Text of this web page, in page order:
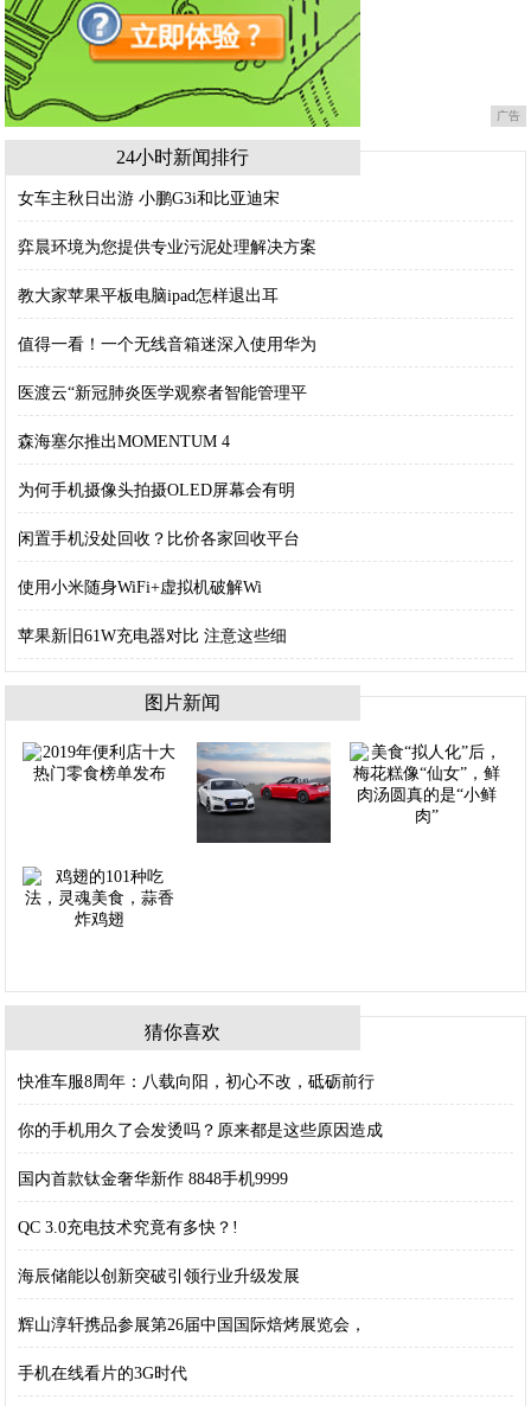
广告
24小时新闻排行
女车主秋日出游 小鹏G3i和比亚迪宋
弈晨环境为您提供专业污泥处理解决方案
教大家苹果平板电脑ipad怎样退出耳
值得一看！一个无线音箱迷深入使用华为
医渡云“新冠肺炎医学观察者智能管理平
森海塞尔推出MOMENTUM 4
为何手机摄像头拍摄OLED屏幕会有明
闲置手机没处回收？比价各家回收平台
使用小米随身WiFi+虚拟机破解Wi
苹果新旧61W充电器对比 注意这些细
图片新闻
猜你喜欢
快准车服8周年：八载向阳，初心不改，砥砺前行
你的手机用久了会发烫吗？原来都是这些原因造成
国内首款钛金奢华新作 8848手机9999
QC 3.0充电技术究竟有多快？!
海辰储能以创新突破引领行业升级发展
辉山淳轩携品参展第26届中国国际焙烤展览会，
手机在线看片的3G时代